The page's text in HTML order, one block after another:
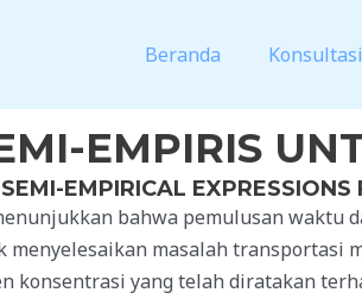
Beranda Konsultasi
EMPIRIS
SEMI-EMPIRICAL
bahwa pemulusan waktu
menyelesaikan masalah transportasi
konsentrasi yang telah diratakan